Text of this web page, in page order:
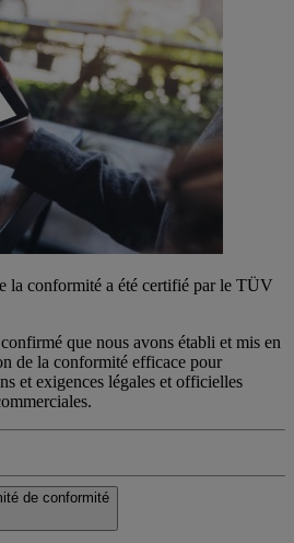
la conformité a été certifié par le TÜV
que nous avons établi et mis en
de la conformité efficace pour
et exigences légales et officielles
de conformité